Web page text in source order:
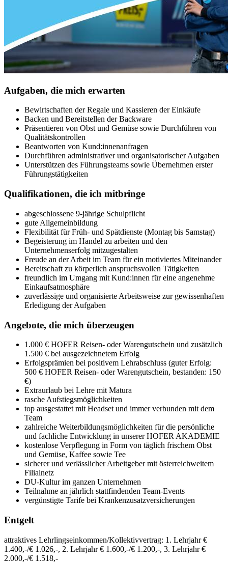
Aufgaben, die mich erwarten
Bewirtschaften der Regale und Kassieren der Einkäufe
Backen und Bereitstellen der Backware
Präsentieren von Obst und Gemüse sowie Durchführen von
Qualitätskontrollen
Beantworten von Kund:innenanfragen
Durchführen administrativer und organisatorischer Aufgaben
Unterstützen des Führungsteams sowie Übernehmen erster
Führungstätigkeiten
Qualifikationen, die ich mitbringe
abgeschlossene 9-jährige Schulpflicht
gute Allgemeinbildung
Flexibilität für Früh- und Spätdienste (Montag bis Samstag)
Begeisterung im Handel zu arbeiten und den
Unternehmenserfolg mitzugestalten
Freude an der Arbeit im Team für ein motiviertes Miteinander
Bereitschaft zu körperlich anspruchsvollen Tätigkeiten
freundlich im Umgang mit Kund:innen für eine angenehme
Einkaufsatmosphäre
zuverlässige und organisierte Arbeitsweise zur gewissenhaften
Erledigung der Aufgaben
Angebote, die mich überzeugen
1.000 € HOFER Reisen- oder Warengutschein und zusätzlich
1.500 € bei ausgezeichnetem Erfolg
Erfolgsprämien bei positivem Lehrabschluss (guter Erfolg:
500 € HOFER Reisen- oder Warengutschein, bestanden: 150
€)
Extraurlaub bei Lehre mit Matura
rasche Aufstiegsmöglichkeiten
top ausgestattet mit Headset und immer verbunden mit dem
Team
zahlreiche Weiterbildungsmöglichkeiten für die persönliche
und fachliche Entwicklung in unserer HOFER AKADEMIE
kostenlose Verpflegung in Form von täglich frischem Obst
und Gemüse, Kaffee sowie Tee
sicherer und verlässlicher Arbeitgeber mit österreichweitem
Filialnetz
DU-Kultur im ganzen Unternehmen
Teilnahme an jährlich stattfindenden Team-Events
vergünstigte Tarife bei Krankenzusatzversicherungen
Entgelt
attraktives Lehrlingseinkommen/Kollektivvertrag: 1. Lehrjahr €
1.400,-/€ 1.026,-, 2. Lehrjahr € 1.600,-/€ 1.200,-, 3. Lehrjahr €
2.000,-/€ 1.518,-